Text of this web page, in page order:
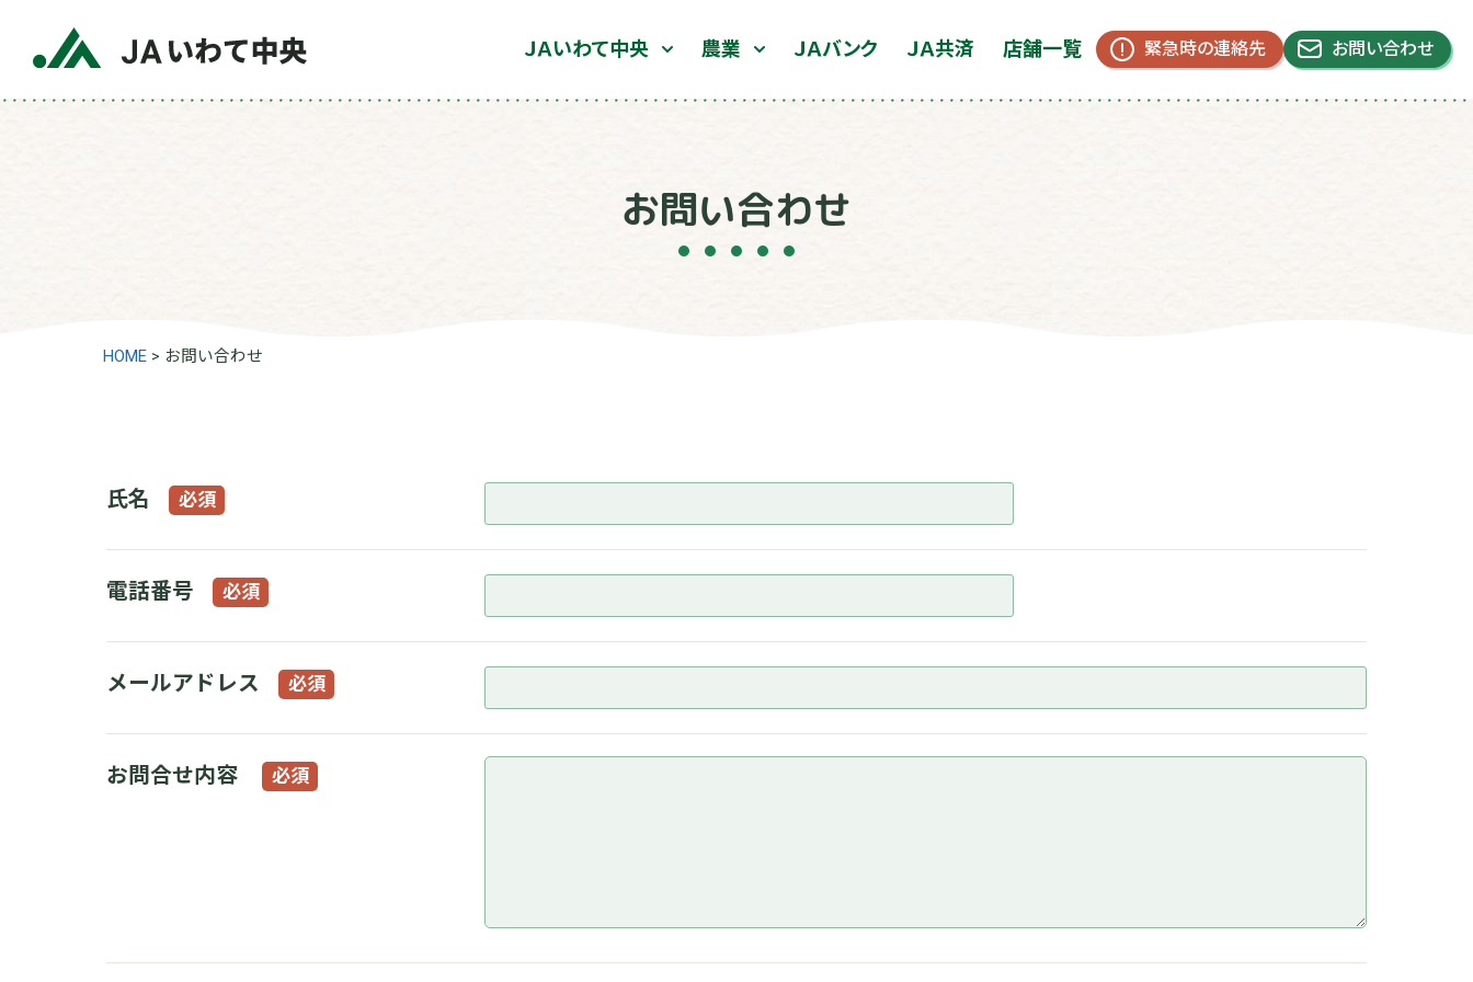
ＪＡいわて中央 農業 ＪＡバンク ＪＡ共済 店舗一覧 緊急時の連絡先 お問い合わせ
お問い合わせ
HOME > お問い合わせ
氏名 必須
電話番号 必須
メールアドレス 必須
お問合せ内容 必須